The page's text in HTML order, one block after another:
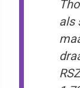
als